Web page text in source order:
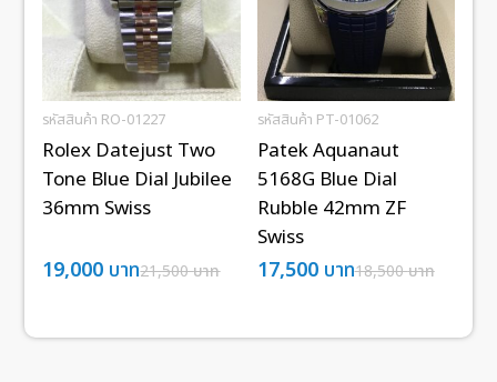
รหัสสินค้า RO-01227
Rolex Datejust Two
Tone Blue Dial Jubilee
36mm Swiss
21,500บาท
19,000 บาท
รหัสสินค้า PT-01062
Patek Aquanaut
5168G Blue Dial
Rubble 42mm ZF
Swiss
18,500บาท
17,500 บาท